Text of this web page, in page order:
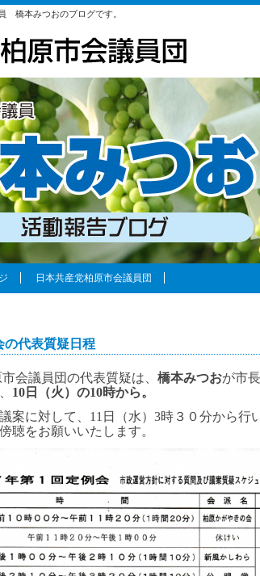
橋本みつおのブログです。
日本共産党柏原市会議員団
の代表質疑日程
会議員団の代表質疑は、 橋本みつおが市
10日（火）の10時から。
案に対して、11日（水）3時３０分から行
聴をお願いいたします。